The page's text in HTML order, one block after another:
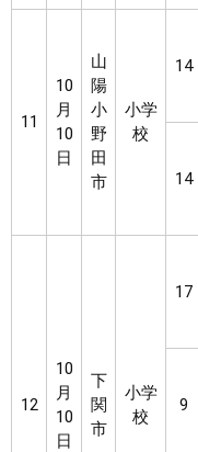
11
10
月
10
日
山
陽
小
野
田
市
小学
校
14
14
12
10
月
10
日
下
関
市
小学
校
17
9